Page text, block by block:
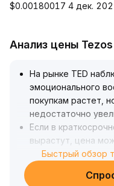
$0.00180017 4 дек.
Анализ цены
На рынке TED
эмоционального
покупкам растет,
недостаточно
Если в
вырастут, цена
колебаний.
Рекомендуется в
окне риска,
Быстрый обзор